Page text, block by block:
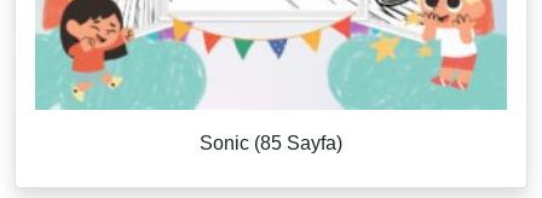
Sonic (85 Sayfa)